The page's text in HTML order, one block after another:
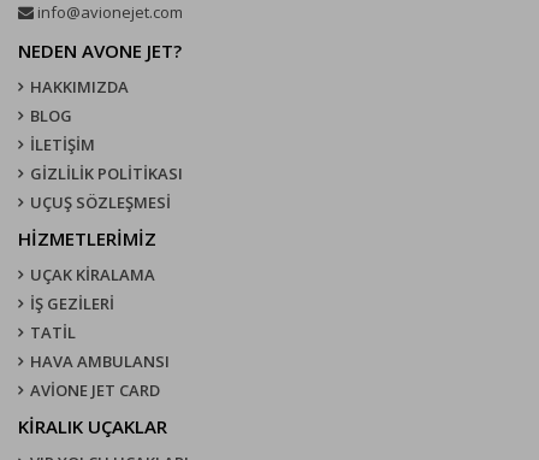
info@avionejet.com
NEDEN AVONE JET?
HAKKIMIZDA
BLOG
İLETİŞİM
GİZLİLİK POLİTİKASI
UÇUŞ SÖZLEŞMESI
HİZMETLERİMİZ
UÇAK KIRALAMA
İŞ GEZİLERİ
TATİL
HAVA AMBULANSI
AVİONE JET CARD
KIRALIK UÇAKLAR